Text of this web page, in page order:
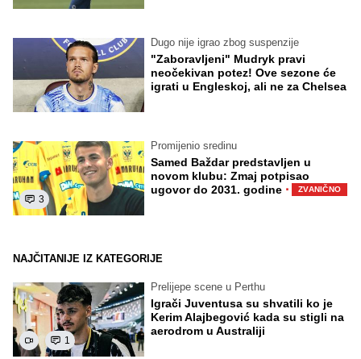
Dugo nije igrao zbog suspenzije
"Zaboravljeni" Mudryk pravi
neočekivan potez! Ove sezone će
igrati u Engleskoj, ali ne za Chelsea
3
Promijenio sredinu
Samed Baždar predstavljen u
novom klubu: Zmaj potpisao
ugovor do 2031. godine · ZVANIČNO
NAJČITANIJE IZ KATEGORIJE
1
Prelijepe scene u Perthu
Igrači Juventusa su shvatili ko je
Kerim Alajbegović kada su stigli na
aerodrom u Australiji